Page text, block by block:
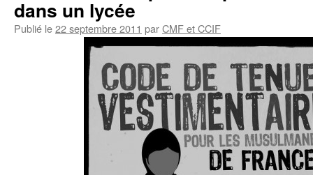
dans un lycée
Publié le22 septembre 2011 parCMF et CCIF